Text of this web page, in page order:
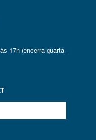
17h (encerra quarta-